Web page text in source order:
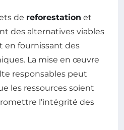
de reforestation et
des alternatives viables
en fournissant des
La mise en œuvre
responsables peut
les ressources soient
l’intégrité des